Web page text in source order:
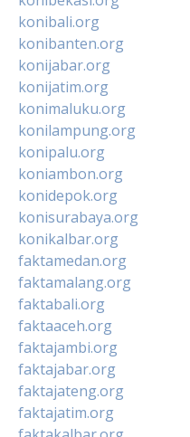
konibali.org
konibanten.org
konijabar.org
konijatim.org
konimaluku.org
konilampung.org
konipalu.org
koniambon.org
konidepok.org
konisurabaya.org
konikalbar.org
faktamedan.org
faktamalang.org
faktabali.org
faktaaceh.org
faktajambi.org
faktajabar.org
faktajateng.org
faktajatim.org